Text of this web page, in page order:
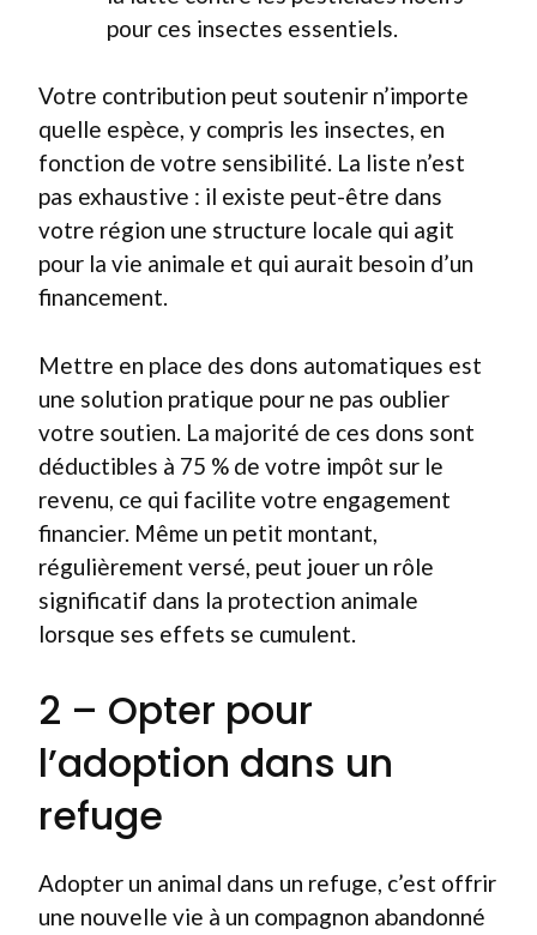
pour ces insectes essentiels.
Votre contribution peut soutenir n’importe
quelle espèce, y compris les insectes, en
fonction de votre sensibilité. La liste n’est
pas exhaustive : il existe peut-être dans
votre région une structure locale qui agit
pour la vie animale et qui aurait besoin d’un
financement.
Mettre en place des dons automatiques est
une solution pratique pour ne pas oublier
votre soutien. La majorité de ces dons sont
déductibles à 75 % de votre impôt sur le
revenu, ce qui facilite votre engagement
financier. Même un petit montant,
régulièrement versé, peut jouer un rôle
significatif dans la protection animale
lorsque ses effets se cumulent.
2 – Opter pour
l’adoption dans un
refuge
Adopter un animal dans un refuge, c’est offrir
une nouvelle vie à un compagnon abandonné